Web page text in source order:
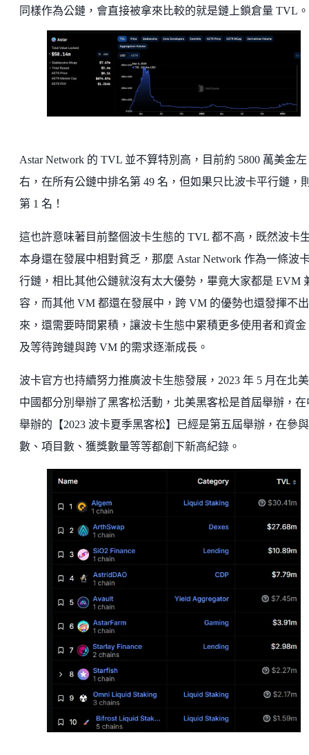
同樣作為公鏈，會直接被拿來比較的就是鏈上鎖倉量 TVL。
Astar Network 的 TVL 並不算特別高，目前約 5800 萬美金左
右，在所有公鏈中排名第 49 名，但如果只比波卡平行鏈，
第 1 名！
這也許意味著目前整個波卡生態的 TVL 都不高，既然波卡
本身還在發展中相對貧乏，那麼 Astar Network 作為一條波
行鏈，相比其他公鏈就沒有太大優勢，畢竟大家都是 EVM
容，而其他 VM 都還在發展中，跨 VM 的優勢也還發揮不出
來，還需要時間累積，讓波卡生態中累積更多使用者和資金
及等待跨鏈與跨 VM 的需求逐漸成長。
波卡官方也持續努力推廣波卡生態發展，2023 年 5 月在北
中國都分別舉辦了黑客松活動，北美黑客松是首屆舉辦，在
舉辦的【2023 波卡夏季黑客松】已經是第五屆舉辦，在參
數、項目數、獲獎數量等等都創下新高紀錄。